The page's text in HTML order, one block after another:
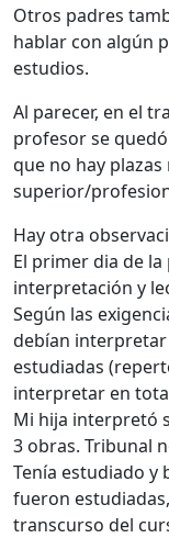
Otros padres
hablar con algún
estudios.
Al parecer, en el
profesor se
que no hay plazas
superior/
Hay otra
El primer dia de
interpretación y
Según las
debían interpretar
estudiadas
interpretar en
Mi hija interpretó
3 obras. Tribunal
Tenía estudiado y
fueron
transcurso del